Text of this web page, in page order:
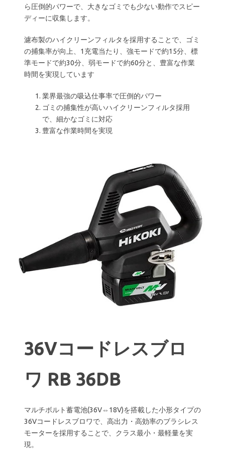
ら圧倒的パワーで、大きなゴミでも少ない動作でスピー
ディーに収集します。
濾布製のハイクリーンフィルタを採用することで、ゴミ
の捕集率が向上、1充電当たり、強モードで約15分、標
準モードで約30分、弱モードで約60分と、豊富な作業
時間を実現しています
業界最強の吸込仕事率で圧倒的パワー
ゴミの捕集性が高いハイクリーンフィルタ採用
で、細かなゴミに対応
豊富な作業時間を実現
36Vコードレスブロ
ワ RB 36DB
マルチボルト蓄電池(36V⇔18V)を搭載した小形タイプの
36Vコードレスブロワで、高出力・高効率のブラシレス
モーターを採用することで、クラス最小・最軽量を実
現。